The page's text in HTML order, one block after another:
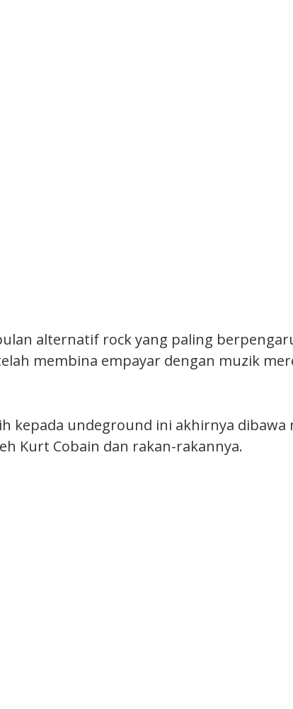
alternatif rock yang paling
membina empayar dengan muzik
kepada undeground ini akhirnya dibawa
Kurt Cobain dan rakan-rakannya.